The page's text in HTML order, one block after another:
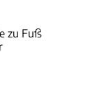
zu Fuß